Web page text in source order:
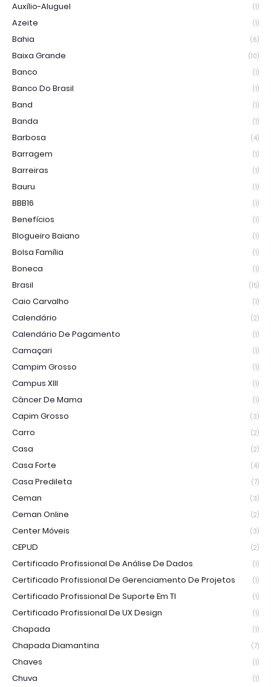
Auxílio-Aluguel (1)
Azeite (1)
Bahia (6)
Baixa Grande (10)
Banco (1)
Banco Do Brasil (1)
Band (1)
Banda (1)
Barbosa (4)
Barragem (1)
Barreiras (1)
Bauru (1)
BBB16 (1)
Benefícios (1)
Blogueiro Baiano (1)
Bolsa Família (1)
Boneca (1)
Brasil (15)
Caio Carvalho (1)
Calendário (2)
Calendário De Pagamento (1)
Camaçari (1)
Campim Grosso (1)
Campus XIII (1)
Câncer De Mama (1)
Capim Grosso (3)
Carro (2)
Casa (2)
Casa Forte (4)
Casa Predileta (7)
Ceman (3)
Ceman Online (2)
Center Móveis (3)
CEPUD (2)
Certificado Profissional De Análise De Dados (1)
Certificado Profissional De Gerenciamento De Projetos (1)
Certificado Profissional De Suporte Em TI (1)
Certificado Profissional De UX Design (1)
Chapada (1)
Chapada Diamantina (7)
Chaves (1)
Chuva (1)